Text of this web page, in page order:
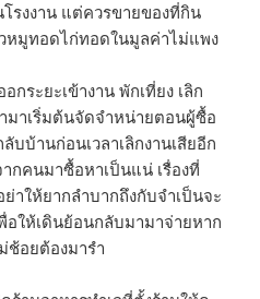
รงงาน แต่ควรขายของที่กิน
หมูทอดไก่ทอดในมูลค่าไม่แพง
กระยะเข้างาน พักเที่ยง เลิก
มาเริ่มต้นจัดจำหน่ายตอนผู้ซื้อ
บบ้านก่อนเวลาเลิกงานเสียอีก
กคนมาซื้อหาเป็นแน่ เรื่องที่
าให้ยากลำบากถึงกับจำเป็นจะ
อให้เดินย้อนกลับมามาจ่ายหาก
ช้อยต้องมารำ